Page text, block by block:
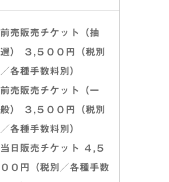
前売販売チケット（抽
選） ３,５００円（税別
／各種手数料別）
前売販売チケット（一
般） ３,５００円（税別
／各種手数料別）
当日販売チケット ４,５
００円（税別／各種手数